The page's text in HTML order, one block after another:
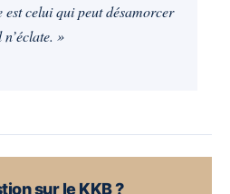
celui qui peut désamorcer
»
sur le KKB ?